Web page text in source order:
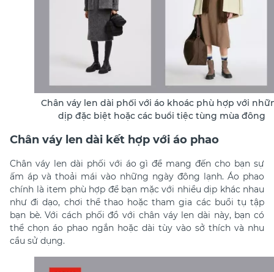
Chân váy len dài phối với áo khoác phù hợp với
dịp đặc biệt hoặc các buổi tiệc tùng mùa đông
Chân váy len dài kết hợp với áo phao
Chân váy len dài phối với áo gì để mang đến cho bạn sự
ấm áp và thoải mái vào những ngày đông lạnh. Áo phao
chính là item phù hợp để bạn mặc với nhiều dịp khác nhau
như đi dạo, chơi thể thao hoặc tham gia các buổi tụ tập
bạn bè. Với cách phối đồ với chân váy len dài này, bạn có
thể chọn áo phao ngắn hoặc dài tùy vào sở thích và nhu
cầu sử dụng.